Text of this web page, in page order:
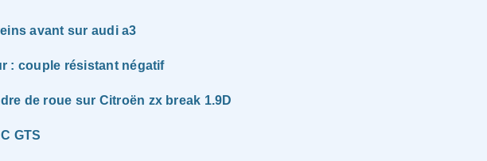
avant sur audi a3
: couple résistant négatif
de roue sur Citroën zx break 1.9D
GTS